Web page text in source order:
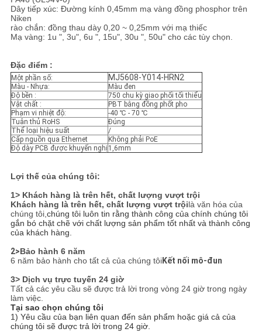
Dây tiếp xúc: Đường kính 0,45mm mạ vàng đồng phosphor trên
Niken
rào chắn: đồng thau dày 0,20 ~ 0,25mm với mạ thiếc
Mạ vàng: 1u ", 3u", 6u ", 15u", 30u ", 50u" cho các tùy chọn.
Đặc điểm :
Một phần số: MJ5608-Y014-HRN2
Màu - Nhựa:
Màu đen
Độ bền :
750 chu kỳ giao phối tối thiểu
Vật chất :
PBT bằng đồng phốt pho
Phạm vi nhiệt độ:
-40 ℃ - 70 ℃
Tuân thủ RoHS
Đúng
Thể loại hiệu suất
/
Cấp nguồn qua Ethernet
Không phải PoE
Độ dày PCB được khuyến nghị 1,6mm
Lợi thế của chúng tôi:
1> Khách hàng là trên hết, chất lượng vượt trội
Khách hàng là trên hết, chất lượng vượt trộilà văn hóa của
chúng tôi,chúng tôi luôn tin rằng thành công của chính chúng tôi
gắn bó chặt chẽ với chất lượng sản phẩm tốt nhất và thành công
của khách hàng.
2>Bảo hành 6 năm
6 năm bảo hành cho tất cả của chúng tôiKết nối mô-đun
3> Dịch vụ trực tuyến 24 giờ
Tất cả các yêu cầu sẽ được trả lời trong vòng 24 giờ trong ngày
làm việc.
Tại sao chọn chúng tôi
1) Yêu cầu của bạn liên quan đến sản phẩm hoặc giá cả của
chúng tôi sẽ được trả lời trong 24 giờ.